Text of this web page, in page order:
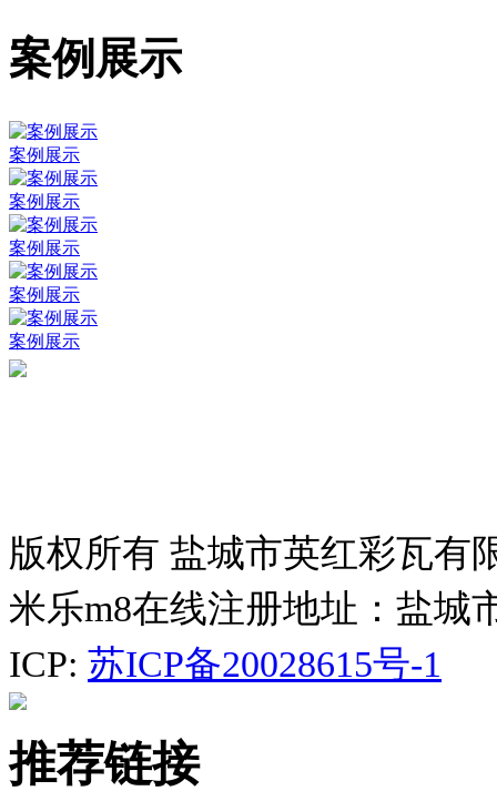
案例展示
案例展示
案例展示
案例展示
案例展示
案例展示
版权所有 盐城市英红彩瓦有
米乐m8在线注册地址：盐城
ICP: 苏ICP备20028615号-1
推荐链接